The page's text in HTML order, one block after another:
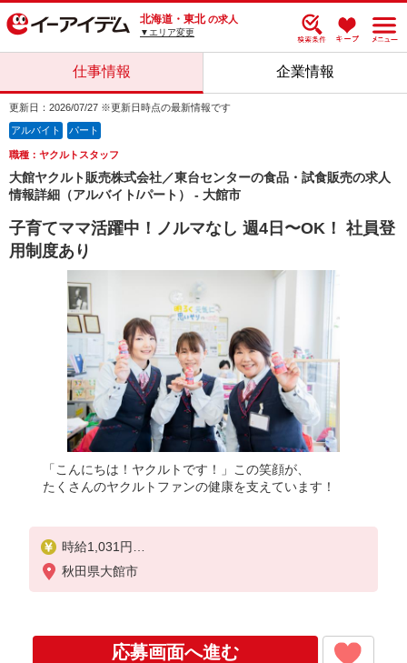
北海道・東北 の求人
▼エリア変更
仕事情報 企業情報
更新日：2026/07/27 ※更新日時点の最新情報です
アルバイト パート
職種：ヤクルトスタッフ
大館ヤクルト販売株式会社／東台センターの食品・試食販売の求人
情報詳細（アルバイト/パート） - 大館市
子育てママ活躍中！ノルマなし 週4日〜OK！ 社員登
用制度あり
「こんにちは！ヤクルトです！」この笑顔が、
たくさんのヤクルトファンの健康を支えています！
時給1,031円
◎働ける時間や環境に合わせて最大限に考慮します
も可能です！
★まずはご相談ください★
秋田県大館市
応募画面へ進む